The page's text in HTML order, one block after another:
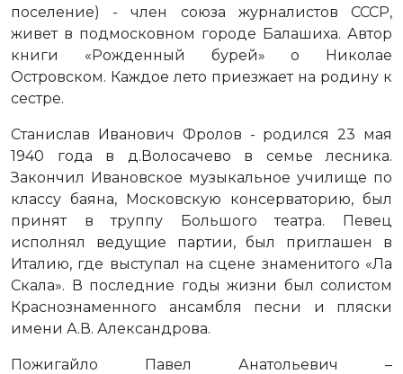
поселение) - член союза журналистов СССР,
живет в подмосковном городе Балашиха. Автор
книги «Рожденный бурей» о Николае
Островском. Каждое лето приезжает на родину к
сестре.
Станислав Иванович Фролов - родился 23 мая
1940 года в д.Волосачево в семье лесника.
Закончил Ивановское музыкальное училище по
классу баяна, Московскую консерваторию, был
принят в труппу Большого театра. Певец
исполнял ведущие партии, был приглашен в
Италию, где выступал на сцене знаменитого «Ла
Скала». В последние годы жизни был солистом
Краснознаменного ансамбля песни и пляски
имени А.В. Александрова.
Пожигайло Павел Анатольевич –